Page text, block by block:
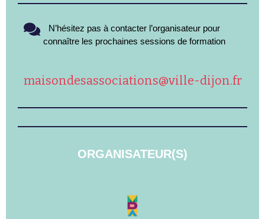
N’hésitez pas à contacter l’organisateur pour
connaître les prochaines sessions de formation
maisondesassociations@ville-dijon.fr
ORGANISATEUR(S)